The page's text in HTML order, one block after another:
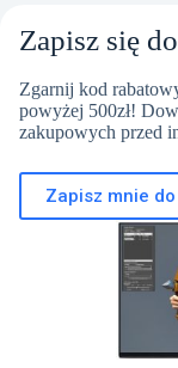
Zapisz się
Zgarnij kod
powyżej 500zł!
zakupowych przed
Zapisz mnie